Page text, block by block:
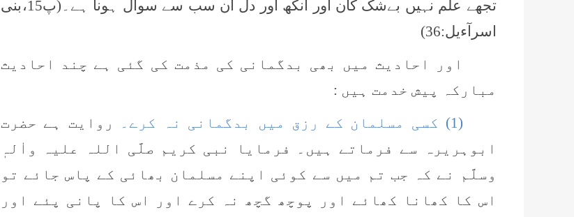
تجھے علم نہیں بےشک کان اور آنکھ اور دل ان سب سے سوال ہونا ہے۔(پ15،
بنی
اسرآءیل:36)
اور احادیث میں بھی بدگمانی کی مذمت کی گئی ہے چند احادیث
مبارکہ پیش خدمت ہیں :
(1) کسی مسلمان کے رزق میں بدگمانی نہ کرے۔
روایت ہے حضرت
ابوہریرہ سے فرماتے ہیں۔ فرمایا نبی کریم صلَّی اللہ علیہ واٰلہٖ
وسلَّم نے کہ جب تم میں سے کوئی اپنے مسلمان بھائی کے پاس جائے تو
اس کا کھانا کھائے اور پوچھ گچھ نہ کرے اور اس کا پانی پئے اور